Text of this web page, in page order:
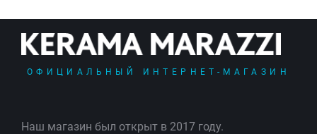
ОФИЦИАЛЬНЫЙ ИНТЕРНЕТ-МАГАЗИН
Наш магазин был открыт в 2017 году.